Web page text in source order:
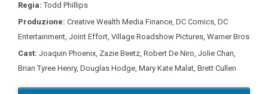
Regia:Todd Phillips
Produzione: Creative Wealth Media Finance, DC Comics, DC
Entertainment, Joint Effort, Village Roadshow Pictures, Warner Bros
Cast: Joaquin Phoenix, Zazie Beetz, Robert De Niro, Jolie Chan,
Brian Tyree Henry, Douglas Hodge, Mary Kate Malat, Brett Cullen